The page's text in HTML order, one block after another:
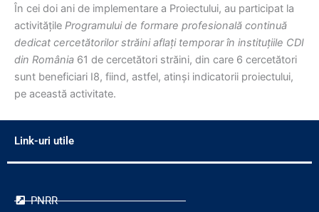
În cei doi ani de implementare a Proiectului, au participat la
activitățile Programului de formare profesională continuă
dedicat cercetătorilor străini aflați temporar în instituțiile CDI
din România 61 de cercetători străini, din care 6 cercetători
sunt beneficiari I8, fiind, astfel, atinși indicatorii proiectului,
pe această activitate.
Link-uri utile
PNRR